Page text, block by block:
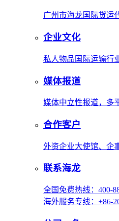
广州市海龙国际货运
企业文化
私人物品国际运输行
媒体报道
媒体中立性报道，多
合作客户
外资企业大使馆、企
联系海龙
全国免费热线：400-
海外服务专线：+86-